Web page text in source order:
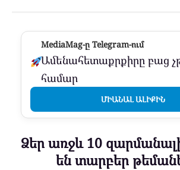
MediaMag-ը Telegram-ում
Ամենահետաքրքիրը բաց
համար
ՄԻԱՆԱԼ ԱԼԻՔԻՆ
Ձեր առջև 10
են տարբեր